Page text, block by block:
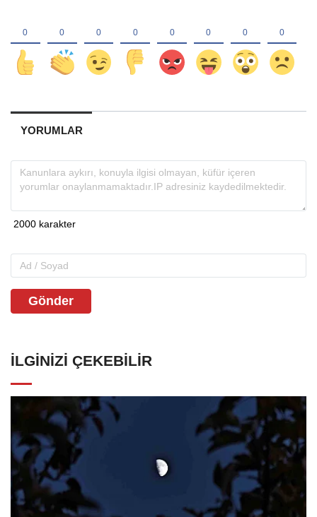
YORUMLAR
Gönder
İLGINIZI ÇEKEBILIR